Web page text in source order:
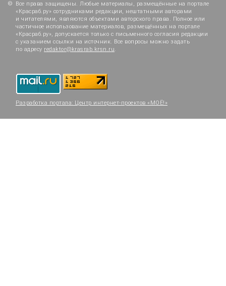
Все права защищены. Любые материалы, размещённые на портале
«Красраб.ру» сотрудниками редакции, нештатными авторами
и читателями, являются объектами авторского права. Полное или
частичное использование материалов, размещённых на портале
«Красраб.ру», допускается только с письменного согласия редакции
с указанием ссылки на источник. Все вопросы можно задать
по адресу redaktor@krasrab.krsn.ru.
Разработка портала: Центр интернет-проектов «МОЁ!»